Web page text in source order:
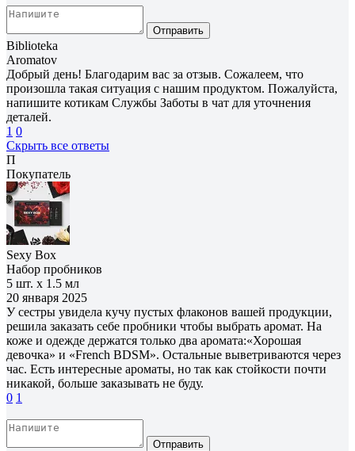
Отправить
Biblioteka
Aromatov
Добрый день! Благодарим вас за отзыв. Сожалеем, что
произошла такая ситуация с нашим продуктом. Пожалуйста,
напишите котикам Службы Заботы в чат для уточнения
деталей.
1 0
Скрыть все ответы
П
Покупатель
Sexy Box
Набор пробников
5 шт. х 1.5 мл
20 января 2025
У сестры увидела кучу пустых флаконов вашей продукции,
решила заказать себе пробники чтобы выбрать аромат. На
коже и одежде держатся только два аромата:«Хорошая
девочка» и «French BDSM». Остальные выветриваются через
час. Есть интересные ароматы, но так как стойкости почти
никакой, больше заказывать не буду.
0 1
Отправить